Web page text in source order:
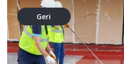
Geri